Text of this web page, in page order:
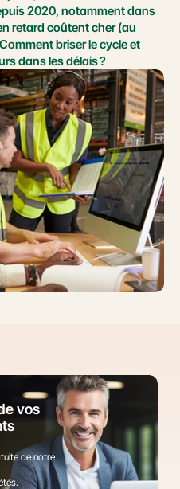
2020, notamment dans
retard coûtent cher (au
briser le cycle et
dans les délais ?
vos
de notre